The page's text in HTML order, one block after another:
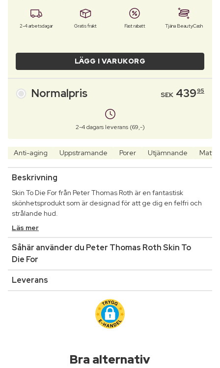
2-4 arbetsdagar Gratis frakt Fast rabatt Tjäna BeautyCash
LÄGG I VARUKORG
Normalpris SEK 43995
2-4 dagars leverans (69,-)
Anti-aging Uppstramande Porer Utjämnande Matt
Beskrivning
Skin To Die For från Peter Thomas Roth är en fantastisk
skönhetsprodukt som är designad för att ge dig en felfri och
strålande hud.
Läs mer
Såhär använder du Peter Thomas Roth Skin To
Die For
Leverans
Bra alternativ